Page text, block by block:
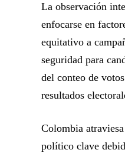
La observación
enfocarse en
equitativo a
seguridad para
del conteo de
resultados
Colombia
político clave